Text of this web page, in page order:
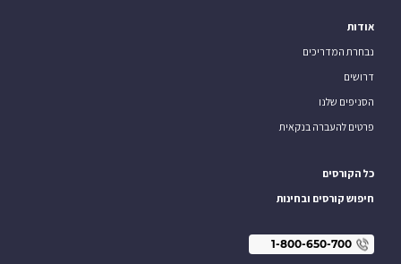
אודות
נבחרת המדריכים
דרושים
הסניפים שלנו
פרטים להעברה בנקאית
כל הקורסים
חיפוש קורסים ובחינות
1-800-650-700